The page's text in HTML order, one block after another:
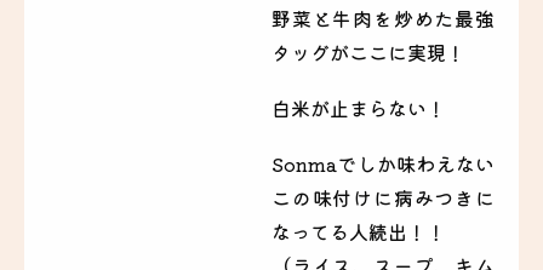
野菜と牛肉を炒めた最強
タッグがここに実現！
白米が止まらない！
Sonmaでしか味わえない
この味付けに病みつきに
なってる人続出！！